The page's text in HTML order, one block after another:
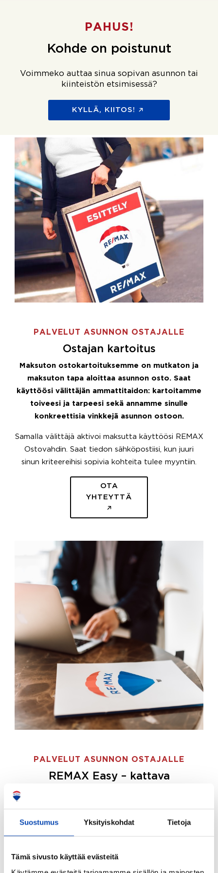
Suostumus Yksityiskohdat Tietoja
Tämä sivusto käyttää evästeitä
PAHUS!
Kohde on poistunut
Voimmeko auttaa sinua sopivan asunnon tai
kiinteistön etsimisessä?
KYLLÄ, KIITOS!
PALVELUT ASUNNON OSTAJALLE
Ostajan kartoitus
Maksuton ostokartoituksemme on mutkaton ja
maksuton tapa aloittaa asunnon osto. Saat
käyttöösi välittäjän ammattitaidon: kartoitamme
toiveesi ja tarpeesi sekä annamme sinulle
konkreettisia vinkkejä asunnon ostoon.
Samalla välittäjä aktivoi maksutta käyttöösi REMAX
Ostovahdin. Saat tiedon sähköpostiisi, kun juuri
sinun kriteereihisi sopivia kohteita tulee myyntiin.
OTA
YHTEYTTÄ
PALVELUT ASUNNON OSTAJALLE
REMAX Easy – kattava
ostajille.
Tee ostotoimeksianto ja etsimme juuri